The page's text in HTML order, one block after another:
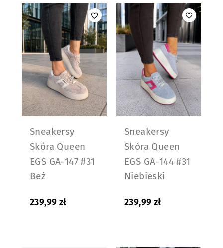
Sneakersy
Skóra Queen
EGS GA-147 #31
Beż
239,99 zł
Sneakersy
Skóra Queen
EGS GA-144 #31
Niebieski
239,99 zł